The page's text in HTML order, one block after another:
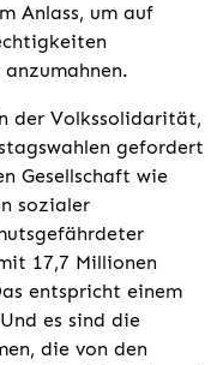
Anlass, um auf
anzumahnen.
der Volkssolidarität,
gefordert
Gesellschaft wie
sozialer
17,7 Millionen
entspricht einem
es sind die
die von den